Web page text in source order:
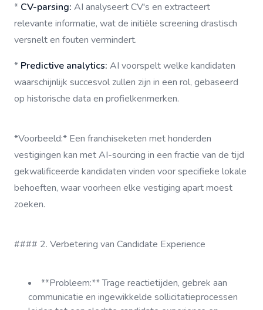
* CV-parsing: AI analyseert CV's en extracteert
relevante informatie, wat de initiële screening drastisch
versnelt en fouten vermindert.
* Predictive analytics: AI voorspelt welke kandidaten
waarschijnlijk succesvol zullen zijn in een rol, gebaseerd
op historische data en profielkenmerken.
*Voorbeeld:* Een franchiseketen met honderden
vestigingen kan met AI-sourcing in een fractie van de tijd
gekwalificeerde kandidaten vinden voor specifieke lokale
behoeften, waar voorheen elke vestiging apart moest
zoeken.
#### 2. Verbetering van Candidate Experience
**Probleem:** Trage reactietijden, gebrek aan
communicatie en ingewikkelde sollicitatieprocessen